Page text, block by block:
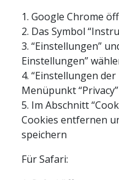
1. Google Chrome
2. Das Symbol
3. “Einstellungen”
Einstellungen”
4. “Einstellungen
Menüpunkt
5. Im Abschnitt
Cookies entfernen
speichern
Für Safari: